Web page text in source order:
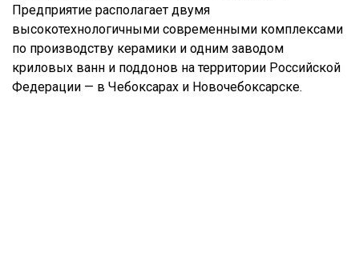
Предприятие располагает двумя
высокотехнологичными современными комплексами
по производству керамики и одним заводом
криловых ванн и поддонов на территории Российской
Федерации — в Чебоксарах и Новочебоксарске.